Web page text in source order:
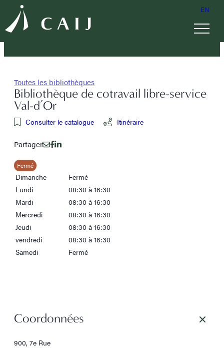
EN
Toutes les bibliothèques
Bibliothèque de cotravail libre-service
Val-d’Or
Consulter le catalogue Itinéraire
Partager
Fermé
Dimanche
Fermé
Lundi
08:30 à 16:30
Mardi
08:30 à 16:30
Mercredi
08:30 à 16:30
Jeudi
08:30 à 16:30
vendredi
08:30 à 16:30
Samedi
Fermé
Coordonnées
900, 7e Rue